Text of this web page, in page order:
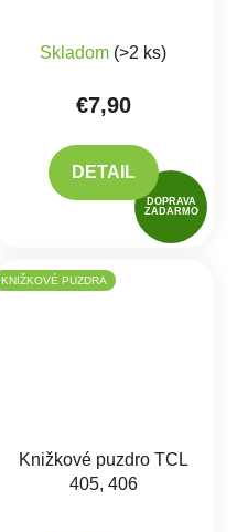
DOPRAVA
ZADARMO
Skladom (>2 ks)
€7,90
DETAIL
KNIŽKOVÉ PUZDRA
Knižkové puzdro TCL
405, 406